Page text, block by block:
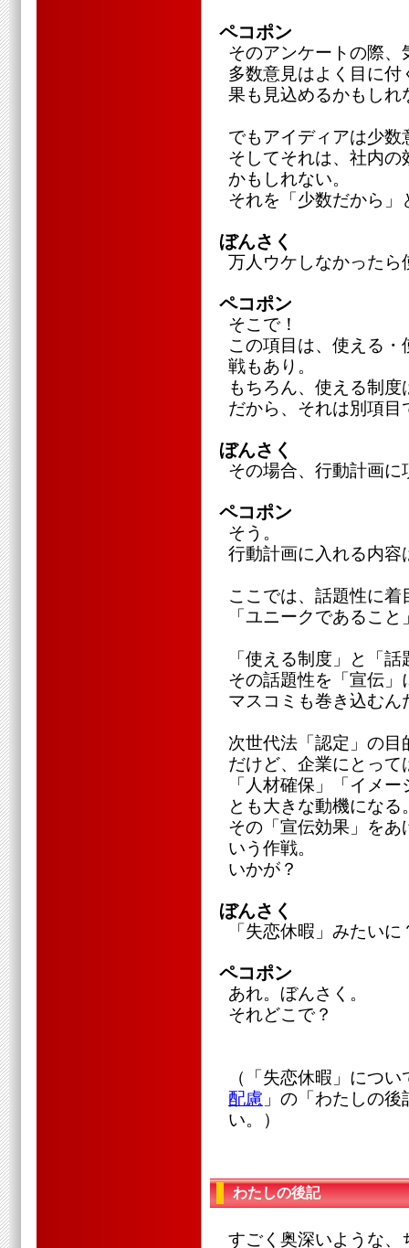
ペコポン
そのアンケートの際
多数意見はよく目に
果も見込めるかもしれ
でもアイディアは少
そしてそれは、社内
かもしれない。
それを「少数だから
ぼんさく
万人ウケしなかったら
ペコポン
そこで！
この項目は、使える
戦もあり。
もちろん、使える制度
だから、それは別項目
ぼんさく
その場合、行動計画
ペコポン
そう。
行動計画に入れる内容
ここでは、話題性に着
「ユニークであるこ
「使える制度」と「
その話題性を「宣伝」
マスコミも巻き込むん
次世代法「認定」の
だけど、企業にとっ
「人材確保」「イメ
とも大きな動機になる
その「宣伝効果」を
いう作戦。
いかが？
ぼんさく
「失恋休暇」みたいに
ペコポン
あれ。ぼんさく。
それどこで？
（「失恋休暇」につ
配慮 」の「わたしの
い。）
わたしの後記
すごく奥深いような、